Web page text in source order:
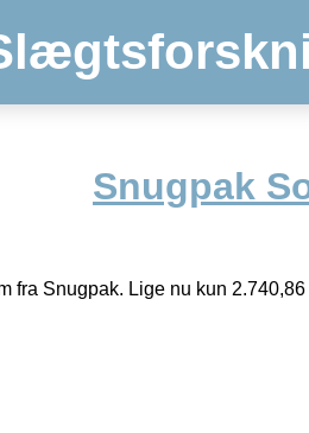
Snugpak
Snugpak. Lige nu kun